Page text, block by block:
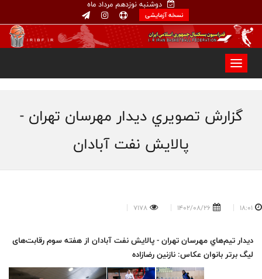
دوشنبه نوزدهم مرداد ماه
نسخه آزمایشی
گزارش تصويري ديدار مهرسان تهران -
پالایش نفت آبادان
18:01
1402/08/26
7178
دیدار تيم‌هاي مهرسان تهران - پالایش نفت آبادان از هفته‌ سوم رقابت‌های
لیگ برتر بانوان عكاس: نازنين رضازاده